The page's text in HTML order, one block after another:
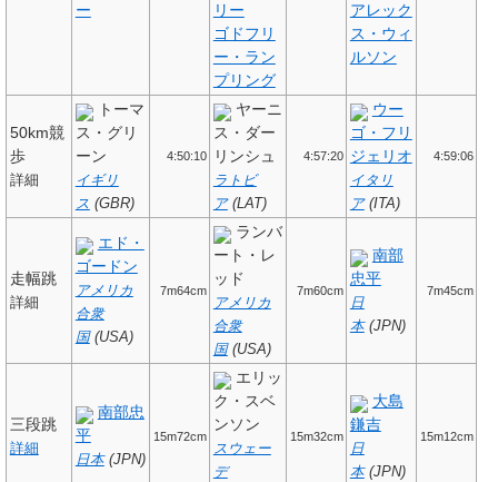
ー
リー
ゴドフリ
ー・ラン
プリング
アレック
ス・ウィ
ルソン
50km競
歩
詳細
トーマ
ス・グリ
ーン
イギリ
ス (GBR)
4:50:10
ヤーニ
ス・ダー
リンシュ
ラトビ
ア(LAT)
4:57:20
ウー
ゴ・フリ
ジェリオ
イタリ
ア(ITA)
4:59:06
走幅跳
詳細
エド・
ゴードン
アメリカ
合衆
国(USA)
7m64cm
ランバ
ート・レ
ッド
アメリカ
合衆
国(USA)
7m60cm
南部
忠平
日
本(JPN)
7m45cm
三段跳
詳細
南部忠
平
日本(JPN)
15m72cm
エリッ
ク・スベ
ンソン
スウェー
デ
15m32cm
大島
鎌吉
日
本(JPN)
15m12cm